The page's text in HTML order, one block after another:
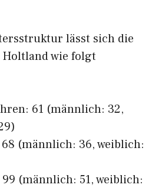
lässt sich die
Holtland wie folgt
61 (männlich: 32,
68 (männlich: 36, weiblich:
99 (männlich: 51, weiblich: